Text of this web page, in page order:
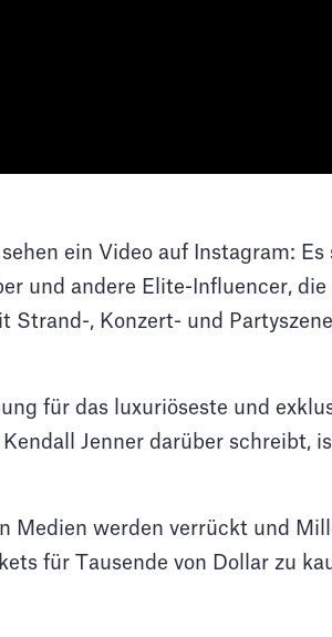
ein Video auf Instagram:
und andere Elite-Influencer,
Strand-, Konzert- und
für das luxuriöseste und
Kendall Jenner darüber schreibt,
Medien werden verrückt und
für Tausende von Dollar zu